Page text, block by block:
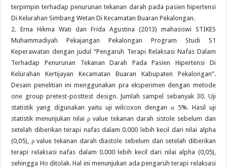
terpimpin terhadap penurunan tekanan darah pada pasien hipertensi
Di Kelurahan Simbang Wetan Di Kecamatan Buaran Pekalongan.
2. Erna Hikma Wati dan Frida Agustina (2013) mahasiswi STIKES
Muhammadiyah Pekajangan Pekalongan Program Studi S1
Keperawatan dengan judul “Pengaruh Terapi Relaksasi Nafas Dalam
Terhadap Penurunan Tekanan Darah Pada Pasien Hipertensi Di
Kelurahan Kertijayan Kecamatan Buaran Kabupaten Pekalongan”.
Desain penelitian ini menggunakan pra eksperimen dengan metode
one group pretest-posttest design. Jumlah sampel sebanyak 30. Uji
statistik yang digunakan yaitu uji wilcoxon dengan α 5%. Hasil uji
statistik menunjukan nilai ρ value tekanan darah sistole sebelum dan
setelah diberikan terapi nafas dalam 0.000 lebih kecil dari nilai alpha
(0,05), ρ value tekanan darah diastole sebelum dan setelah diberikan
terapi relaksasi nafas dalam 0.000 lebih kecil dari nilai alpha (0,05),
sehingga Ho ditolak. Hal ini menunjukan ada pengaruh terapi relaksasi